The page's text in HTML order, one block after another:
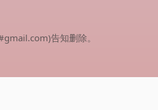
告知删除。